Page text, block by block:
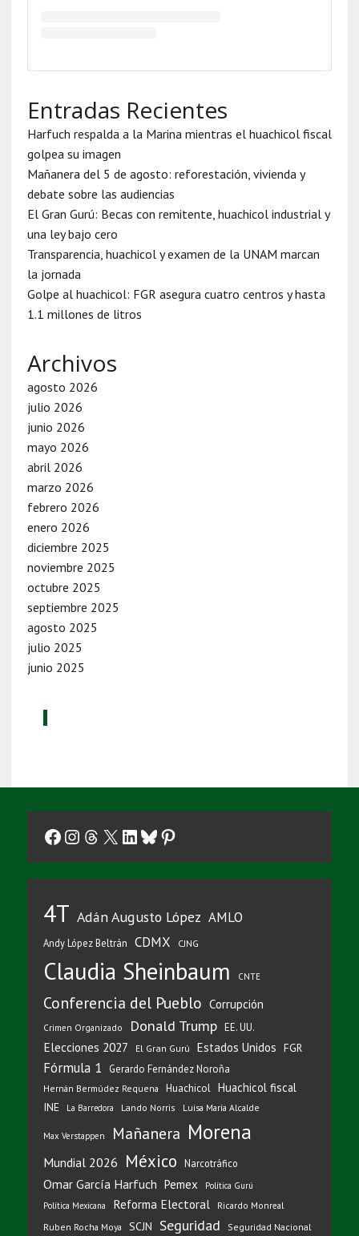
Entradas Recientes
Harfuch respalda a la Marina mientras el huachicol fiscal
golpea su imagen
Mañanera del 5 de agosto: reforestación, vivienda y
debate sobre las audiencias
El Gran Gurú: Becas con remitente, huachicol industrial y
una ley bajo cero
Transparencia, huachicol y examen de la UNAM marcan
la jornada
Golpe al huachicol: FGR asegura cuatro centros y hasta
1.1 millones de litros
Archivos
agosto 2026
julio 2026
junio 2026
mayo 2026
abril 2026
marzo 2026
febrero 2026
enero 2026
diciembre 2025
noviembre 2025
octubre 2025
septiembre 2025
agosto 2025
julio 2025
junio 2025
Facebook
Instagram
Threads
X LinkedIn
Bluesky
Pinterest
4T Adán Augusto López AMLO
Andy López Beltrán CDMX CJNG
Claudia Sheinbaum CNTE
Conferencia del Pueblo Corrupción
Crimen Organizado Donald Trump EE. UU.
Elecciones 2027 El Gran Gurú Estados Unidos FGR
Fórmula 1 Gerardo Fernández Noroña
Hernán Bermúdez Requena Huachicol Huachicol fiscal
INE La Barredora Lando Norris Luisa María Alcalde
Max Verstappen Mañanera Morena
Mundial 2026 México Narcotráfico
Omar García Harfuch Pemex
Política Gurú
Política Mexicana
Reforma Electoral
Ricardo Monreal
Ruben Rocha Moya
SCJN Seguridad Seguridad Nacional